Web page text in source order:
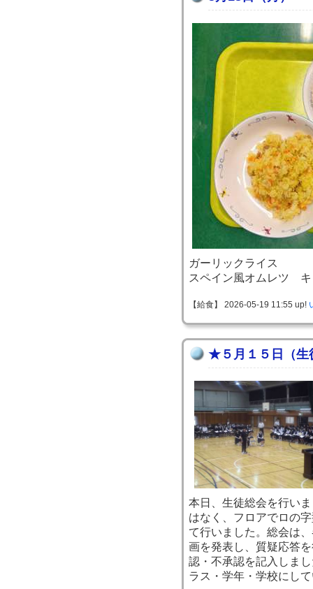
ガーリックライス
スペイン風オムレツ キ
【給食】 2026-05-19 11:55 up!
★５月１５日（生
本日、生徒総会を行い
はなく、フロアでロの
て行いました。総会は
画を発表し、質疑応答
認・不承認を記入しま
ラス・学年・学校にし